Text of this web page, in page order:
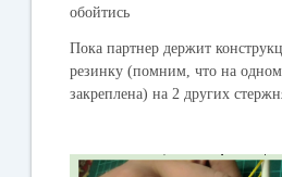
обойтись
Пока партнер держит
резинку (помним, что на
закреплена) на 2 других